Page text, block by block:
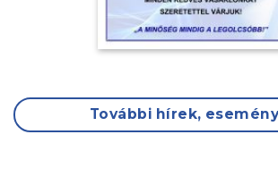
További hírek,